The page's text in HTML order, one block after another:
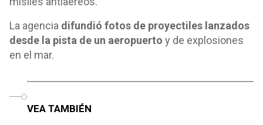
La agencia difundió fotos de proyectiles lanzados
desde la pista de un aeropuerto y de explosiones
en el mar.
VEA TAMBIÉN